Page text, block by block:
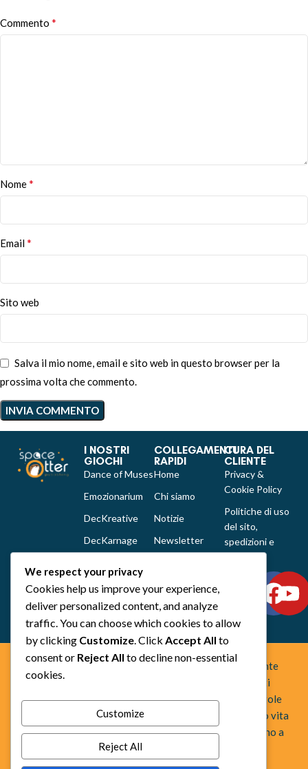
Commento *
Nome*
Email*
Sito web
Salva il mio nome, email e sito web in questo browser per la
prossima volta che commento.
I NOSTRI
GIOCHI
Dance of Muses
Emozionarium
DecKreative
DecKarnage
Out of the box
Tutti i prodotti
COLLEGAMENTI
RAPIDI
Home
Chi siamo
Notizie
Newsletter
CURA DEL
CLIENTE
Privacy &
Cookie Policy
Politiche di uso
del sito,
spedizioni e
reclami
Space Otter Publishing è uno studio creativo indipendente
fondato nel 2022 che realizza giochi da tavolo e fumetti
fuori dagli schemi. Creiamo esperienze che uniscono regole
chiare, idee originali e una forte identità artistica, dando vita
a progetti che sorprendono, stimolano la mente e invitano a
guardare oltre l’ovvio.
We respect your privacy
Cookies help us improve your experience,
deliver personalized content, and analyze
traffic. You can choose which cookies to allow
by clicking Customize. Click Accept All to
consent or Reject All to decline non-essential
cookies.
Customize
Reject All